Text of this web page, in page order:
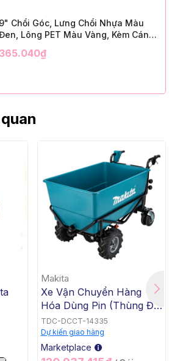
9" Chổi Góc, Lưng Chổi Nhựa Màu
Lông PET Màu Vàng, Kèm Cán
12 Bộ/Thùng (9" Angle Broom, Black
365.040₫
Makita
Xe Vận Chuyển Hàng
Hóa Dùng Pin (Thùng Đế
Bằng, BL, 18Vx2) Makita
DCU605Z
TDC-DCCT-14335
Dự kiến giao hàng
Marketplace